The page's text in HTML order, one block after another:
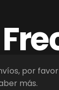
por
más.